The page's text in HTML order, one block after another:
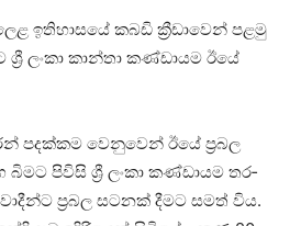
ඉති­හා­සයේ කබඩි ක්‍රීඩා­වෙන් පළමු
ශ්‍රී ලංකා කාන්තා කණ්ඩා­යම ඊයේ
පද­ක්කම වෙනු­වෙන් ඊයේ ප්‍රබල
බිමට පිවිසි ශ්‍රී ලංකා කණ්ඩා­යම තර­
ප්‍රබල සට­නක් දීමට සමත් විය.